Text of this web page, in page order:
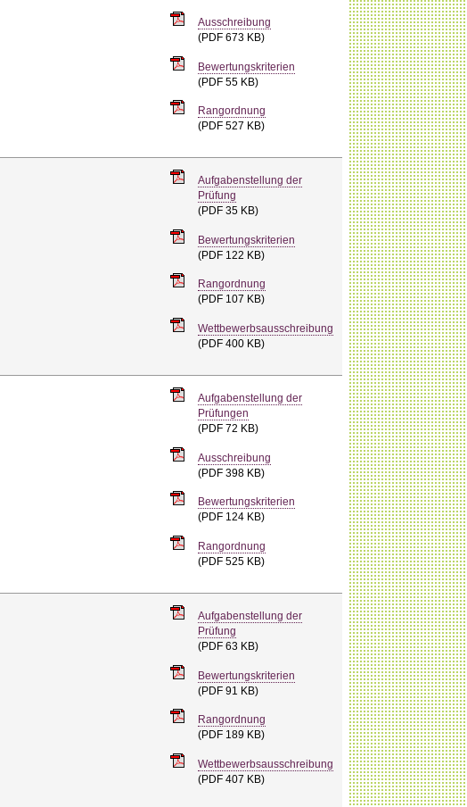
Ausschreibung
(PDF 673 KB)
Bewertungskriterien
(PDF 55 KB)
Rangordnung
(PDF 527 KB)
Aufgabenstellung der
Prüfung
(PDF 35 KB)
Bewertungskriterien
(PDF 122 KB)
Rangordnung
(PDF 107 KB)
Wettbewerbsausschreibung
(PDF 400 KB)
Aufgabenstellung der
Prüfungen
(PDF 72 KB)
Ausschreibung
(PDF 398 KB)
Bewertungskriterien
(PDF 124 KB)
Rangordnung
(PDF 525 KB)
Aufgabenstellung der
Prüfung
(PDF 63 KB)
Bewertungskriterien
(PDF 91 KB)
Rangordnung
(PDF 189 KB)
Wettbewerbsausschreibung
(PDF 407 KB)